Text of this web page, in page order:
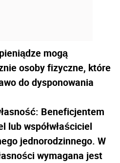
mogą
osoby fizyczne, które
do dysponowania
Beneficjentem
lub współwłaściciel
jednorodzinnego. W
wymagana jest